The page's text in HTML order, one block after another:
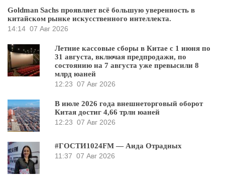
Goldman Sachs проявляет всё большую уверенность в
китайском рынке искусственного интеллекта.
14:14 07 Авг 2026
Летние кассовые сборы в Китае с 1 июня по
31 августа, включая предпродажи, по
состоянию на 7 августа уже превысили 8
млрд юаней
12:23 07 Авг 2026
В июле 2026 года внешнеторговый оборот
Китая достиг 4,66 трлн юаней
12:23 07 Авг 2026
#ГОСТИ1024FM — Аида Отрадных
11:37 07 Авг 2026